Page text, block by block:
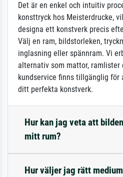
Det är en enkel och intuitiv
konsttryck hos Meisterdrucke,
designa ett konstverk precis
Välj en ram, bildstorleken,
inglasning eller spännram. Vi
alternativ som mattor, ramlister
kundservice finns tillgänglig
ditt perfekta konstverk.
Hur kan jag veta att
mitt rum?
Hur väljer jag rätt